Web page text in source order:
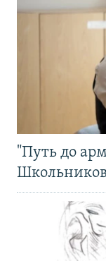
"Путь до
Школьников